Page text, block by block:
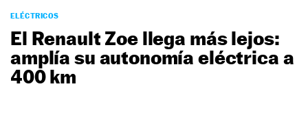
PODCAST
MOTOS
TECNOLOGÍA
SUPERCOCHES
ELÉCTRICOS
El Renault Zoe llega más lejos:
amplía su autonomía eléctrica a
400 km